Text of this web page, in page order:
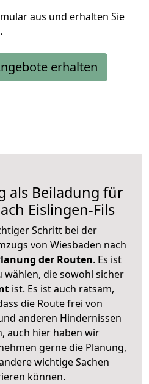
aus und erhalten Sie
erhalten
als Beiladung für
Eislingen-Fils
Schritt bei der
von Wiesbaden nach
der Routen. Es ist
wählen, die sowohl sicher
ist. Es ist auch ratsam,
die Route frei von
anderen Hindernissen
auch hier haben wir
gerne die Planung,
wichtige Sachen
können.